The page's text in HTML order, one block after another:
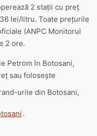
2 stații cu preț
lei/litru. Toate prețurile
(ANPC Monitorul
2 ore.
Petrom în Botosani,
sau folosește
urile din Botosani,
.